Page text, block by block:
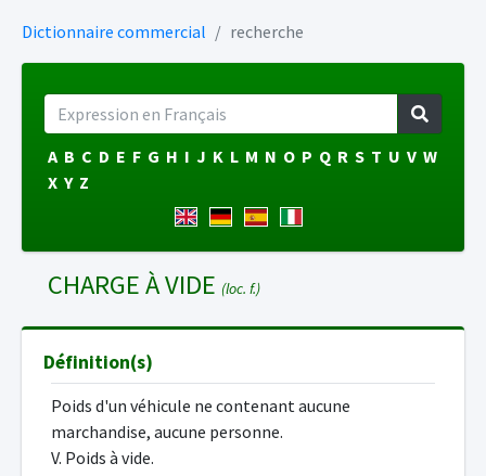
Dictionnaire commercial recherche
A B C D E F G H I J K L M N O P Q R S T U V W
X Y Z
CHARGE À VIDE (loc. f.)
Définition(s)
Poids d'un véhicule ne contenant aucune
marchandise, aucune personne.
V. Poids à vide.